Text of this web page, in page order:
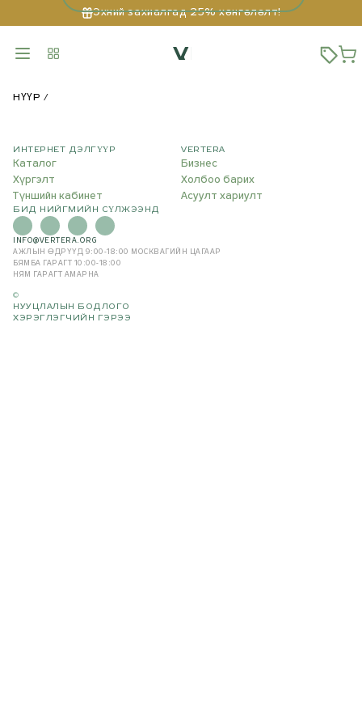
Эхний захиалгад 25% хөнгөлөлт!
НҮҮР
ИНТЕРНЕТ ДЭЛГҮҮР
Каталог
Хүргэлт
Түншийн кабинет
VERTERA
Бизнес
Холбоо барих
Асуулт хариулт
БИД НИЙГМИЙН СҮЛЖЭЭНД
INFO@VERTERA.ORG
АЖЛЫН ӨДРҮҮД 9:00-18:00
МОСКВАГИЙН ЦАГААР
БЯМБА ГАРАГТ 10:00-18:00
НЯМ ГАРАГТ АМАРНА
©
НУУЦЛАЛЫН БОДЛОГО
ХЭРЭГЛЭГЧИЙН ГЭРЭЭ